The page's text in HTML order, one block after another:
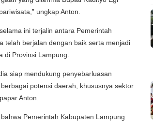
ungkap Anton.
ini terjalin antara Pemerintah
telah berjalan dengan baik serta menjadi
di Provinsi Lampung.
siap mendukung penyebarluasan
potensi daerah, khususnya sektor
Anton.
Pemerintah Kabupaten Lampung